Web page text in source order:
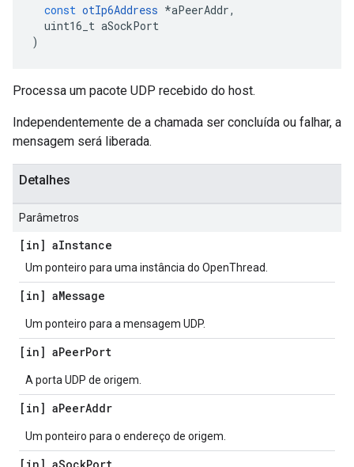
const otIp6Address *aPeerAddr,
uint16_t aSockPort
)
Processa um pacote UDP recebido do host.
Independentemente de a chamada ser concluída ou falhar, a
mensagem será liberada.
Detalhes
Parâmetros
[in] aInstance
Um ponteiro para uma instância do OpenThread.
[in] aMessage
Um ponteiro para a mensagem UDP.
[in] aPeerPort
A porta UDP de origem.
[in] aPeerAddr
Um ponteiro para o endereço de origem.